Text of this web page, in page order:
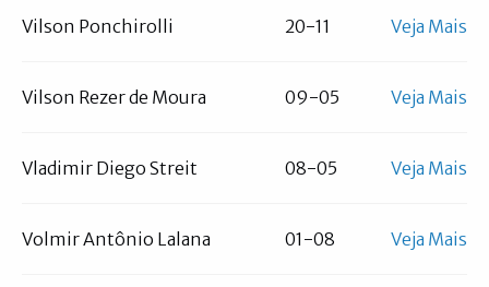
Vilson Ponchirolli 20-11 Veja Mais
Vilson Rezer de Moura 09-05 Veja Mais
Vladimir Diego Streit 08-05 Veja Mais
Volmir Antônio Lalana 01-08 Veja Mais